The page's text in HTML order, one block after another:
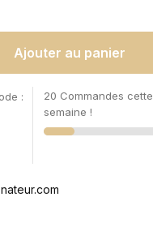
Ajouter au panier
:
20 Commandes cette
semaine !